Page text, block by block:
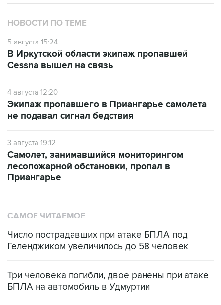
НОВОСТИ ПО ТЕМЕ
5 августа 15:24
В Иркутской области экипаж пропавшей
Cessna вышел на связь
4 августа 12:20
Экипаж пропавшего в Приангарье самолета
не подавал сигнал бедствия
3 августа 19:12
Самолет, занимавшийся мониторингом
лесопожарной обстановки, пропал в
Приангарье
САМОЕ ЧИТАЕМОЕ
Число пострадавших при атаке БПЛА под
Геленджиком увеличилось до 58 человек
Три человека погибли, двое ранены при атаке
БПЛА на автомобиль в Удмуртии